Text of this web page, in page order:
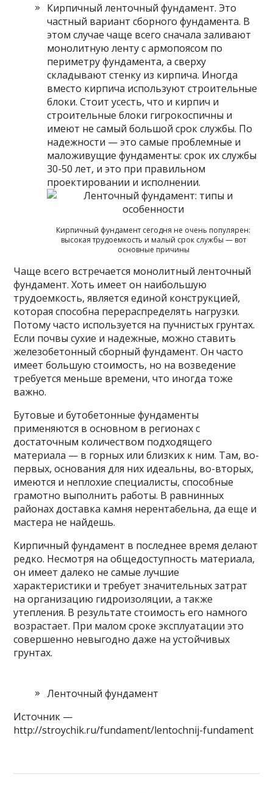
Кирпичный ленточный фундамент. Это
частный вариант сборного фундамента. В
этом случае чаще всего сначала заливают
монолитную ленту с армопоясом по
периметру фундамента, а сверху
складывают стенку из кирпича. Иногда
вместо кирпича используют строительные
блоки. Стоит усесть, что и кирпич и
строительные блоки гигрокоспичны и
имеют не самый большой срок службы. По
надежности — это самые проблемные и
маложивущие фундаменты: срок их службы
30-50 лет, и это при правильном
проектировании и исполнении.
Кирпичный фундамент сегодня не очень популярен:
высокая трудоемкость и малый срок службы — вот
основные причины
Чаще всего встречается монолитный ленточный
фундамент. Хоть имеет он наибольшую
трудоемкость, является единой конструкцией,
которая способна перераспределять нагрузки.
Потому часто используется на пучнистых грунтах.
Если почвы сухие и надежные, можно ставить
железобетонный сборный фундамент. Он часто
имеет большую стоимость, но на возведение
требуется меньше времени, что иногда тоже
важно.
Бутовые и бутобетонные фундаменты
применяются в основном в регионах с
достаточным количеством подходящего
материала — в горных или близких к ним. Там, во-
первых, основания для них идеальны, во-вторых,
имеются и неплохие специалисты, способные
грамотно выполнить работы. В равнинных
районах доставка камня нерентабельна, да еще и
мастера не найдешь.
Кирпичный фундамент в последнее время делают
редко. Несмотря на общедоступность материала,
он имеет далеко не самые лучшие
характеристики и требует значительных затрат
на организацию гидроизоляции, а также
утепления. В результате стоимость его намного
возрастает. При малом сроке эксплуатации это
совершенно невыгодно даже на устойчивых
грунтах.
Ленточный фундамент
Источник —
http://stroychik.ru/fundament/lentochnij-fundament